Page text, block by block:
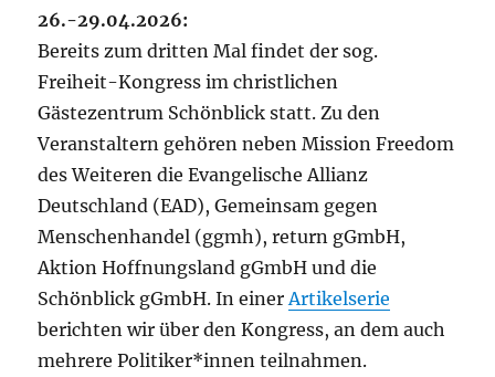
26.-29.04.2026:
Bereits zum dritten Mal findet der sog.
Freiheit-Kongress im christlichen
Gästezentrum Schönblick statt. Zu den
Veranstaltern gehören neben Mission Freedom
des Weiteren die Evangelische Allianz
Deutschland (EAD), Gemeinsam gegen
Menschenhandel (ggmh), return gGmbH,
Aktion Hoffnungsland gGmbH und die
Schönblick gGmbH. In einerArtikelserie
berichten wir über den Kongress, an dem auch
mehrere Politiker*innen teilnahmen.